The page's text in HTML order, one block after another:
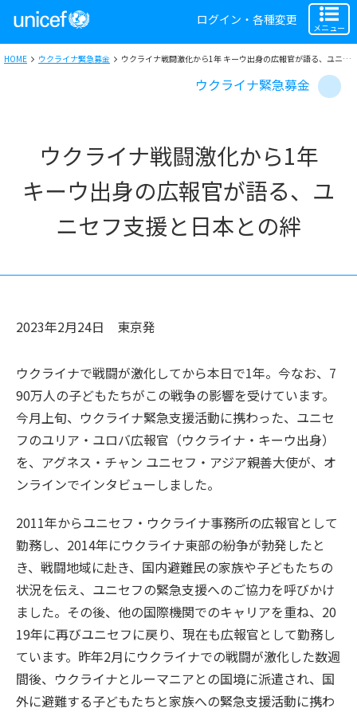
ログイン・各種変更
メニュー
HOME ウクライナ緊急募金 ウクライナ戦闘激化から1年 キーウ出身の広報官が語る、ユニセフ支援と日本との絆：オンラインインタビュー（聞き手：アグネス大使）
ウクライナ緊急募金
ウクライナ戦闘激化から1年
キーウ出身の広報官が語る、ユ
ニセフ支援と日本との絆
2023年2月24日 東京発
ウクライナで戦闘が激化してから本日で1年。今なお、7
90万人の子どもたちがこの戦争の影響を受けています。
今月上旬、ウクライナ緊急支援活動に携わった、ユニセ
フのユリア・ユロバ広報官（ウクライナ・キーウ出身）
を、アグネス・チャン ユニセフ・アジア親善大使が、オ
ンラインでインタビューしました。
2011年からユニセフ・ウクライナ事務所の広報官として
勤務し、2014年にウクライナ東部の紛争が勃発したと
き、戦闘地域に赴き、国内避難民の家族や子どもたちの
状況を伝え、ユニセフの緊急支援へのご協力を呼びかけ
ました。その後、他の国際機関でのキャリアを重ね、20
19年に再びユニセフに戻り、現在も広報官として勤務し
ています。昨年2月にウクライナでの戦闘が激化した数週
間後、ウクライナとルーマニアとの国境に派遣され、国
外に避難する子どもたちと家族への緊急支援活動に携わ